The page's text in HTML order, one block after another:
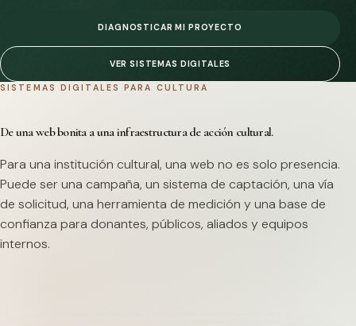
DIAGNOSTICAR MI PROYECTO
VER SISTEMAS DIGITALES
SISTEMAS DIGITALES PARA CULTURA
De una web bonita a una infraestructura de acción cultural.
Para una institución cultural, una web no es solo presencia.
Puede ser una campaña, un sistema de captación, una vía
de solicitud, una herramienta de medición y una base de
confianza para donantes, públicos, aliados y equipos
internos.